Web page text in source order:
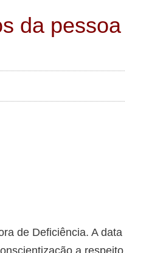
da pessoa
de Deficiência. A data
a respeito